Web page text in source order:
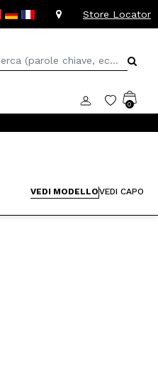
Store Locator
0
VEDI MODELLOVEDI CAPO